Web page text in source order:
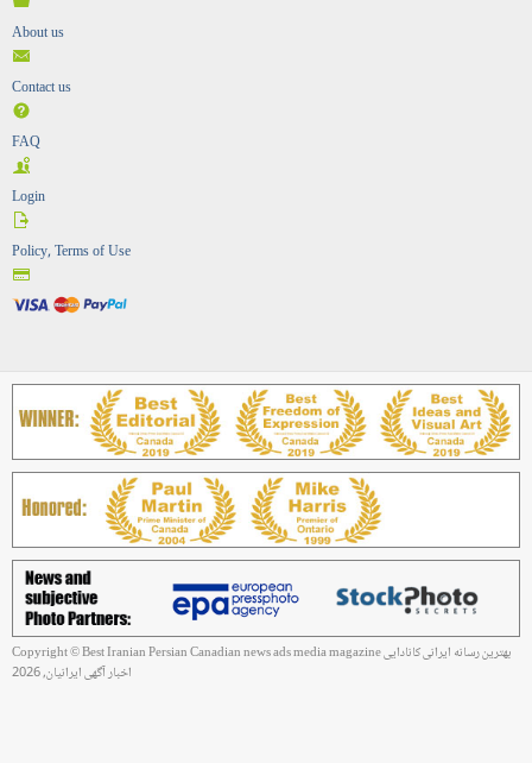
About us
Contact us
FAQ
Login
Policy, Terms of Use
Copyright © Best Iranian Persian Canadian news ads media magazine بهترین رسانه ایرانی کانادایی
اخبار آگهی ایرانیان, 2026